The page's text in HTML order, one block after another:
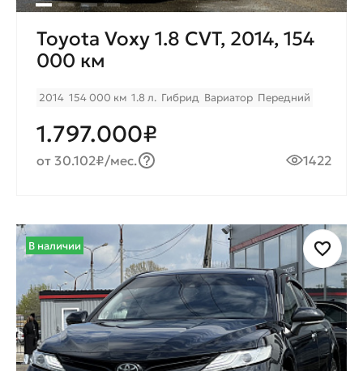
Toyota Voxy 1.8 CVT, 2014, 154
000 км
2014 154 000 км 1.8 л. Гибрид Вариатор Передний
1.797.000₽
от 30.102₽/мес. 1422
В наличии